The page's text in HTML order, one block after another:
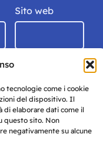
tecnologie come i cookie
del dispositivo. Il
di elaborare dati come il
questo sito. Non
negativamente su alcune
Sito web